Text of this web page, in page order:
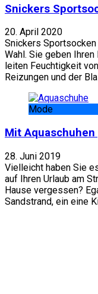
Snickers
20. April 2020
Snickers
Wahl. Sie geben
leiten Feuchtigkeit
Reizungen und der
Mode
Mit
28. Juni 2019
Vielleicht haben Sie
auf Ihren Urlaub am
Hause vergessen?
Sandstrand, ein eine